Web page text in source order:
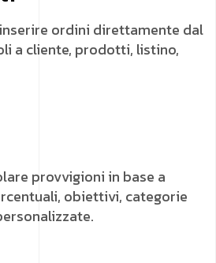
ordini direttamente dal
a cliente, prodotti, listino,
provvigioni in base a
obiettivi, categorie